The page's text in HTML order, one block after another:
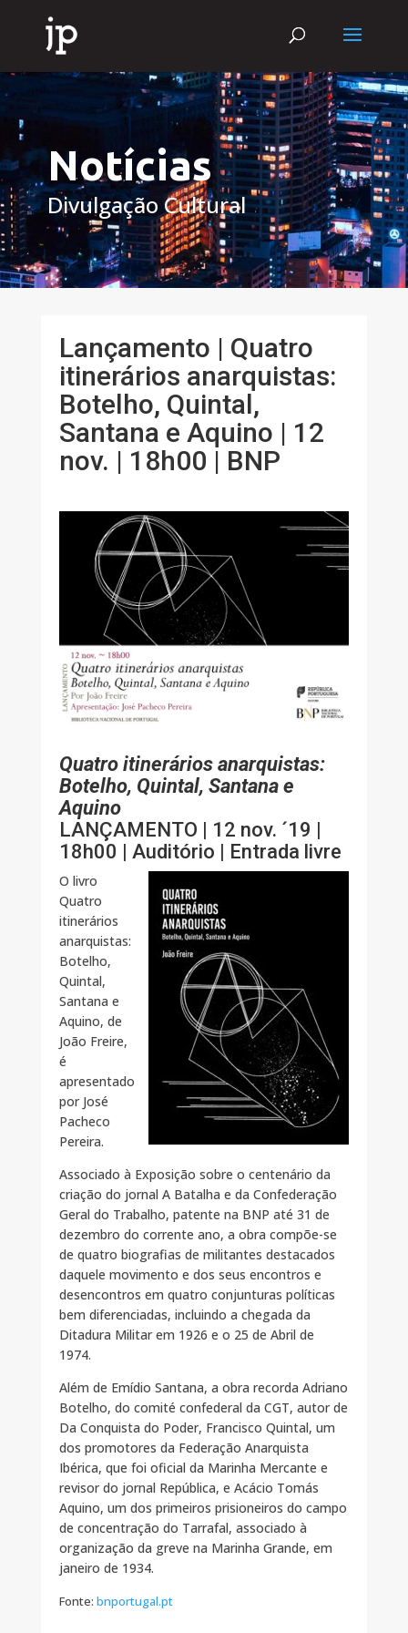
Notícias
Divulgação Cultural
Lançamento | Quatro
itinerários anarquistas:
Botelho, Quintal,
Santana e Aquino | 12
nov. | 18h00 | BNP
Quatro itinerários anarquistas:
Botelho, Quintal, Santana e
Aquino
LANÇAMENTO | 12 nov. ´19 |
18h00 | Auditório | Entrada livre
O livro
Quatro
itinerários
anarquistas:
Botelho,
Quintal,
Santana e
Aquino, de
João Freire,
é
apresentado
por José
Pacheco
Pereira.
Associado à Exposição sobre o centenário da
criação do jornal A Batalha e da Confederação
Geral do Trabalho, patente na BNP até 31 de
dezembro do corrente ano, a obra compõe-se
de quatro biografias de militantes destacados
daquele movimento e dos seus encontros e
desencontros em quatro conjunturas políticas
bem diferenciadas, incluindo a chegada da
Ditadura Militar em 1926 e o 25 de Abril de
1974.
Além de Emídio Santana, a obra recorda Adriano
Botelho, do comité confederal da CGT, autor de
Da Conquista do Poder, Francisco Quintal, um
dos promotores da Federação Anarquista
Ibérica, que foi oficial da Marinha Mercante e
revisor do jornal República, e Acácio Tomás
Aquino, um dos primeiros prisioneiros do campo
de concentração do Tarrafal, associado à
organização da greve na Marinha Grande, em
janeiro de 1934.
Fonte: bnportugal.pt